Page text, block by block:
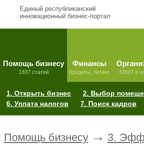
Единый республиканский
инновационный бизнес-портал
Помощь бизнесу
1837 статей
Финансы
Кредиты, лизинг 33607 в
1. Открыть бизнес 2. Выбор
6. Уплата налогов
7. Поиск кадров
Помощь бизнесу → 3.